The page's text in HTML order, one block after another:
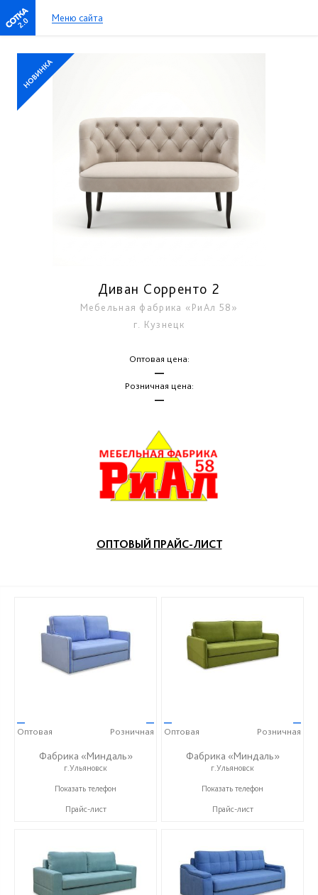
2.0 Меню сайта
Диван Сорренто 2
Мебельная фабрика «РиАл 58»
г. Кузнецк
Оптовая цена:
—
Розничная цена:
—
ОПТОВЫЙ ПРАЙС-ЛИСТ
—
Оптовая
—
Розничная
Фабрика «Миндаль»
г.Ульяновск
+7 (927) 630-62-82
Показать телефон
Прайс-лист
—
Оптовая
—
Розничная
Фабрика «Миндаль»
г.Ульяновск
+7 (927) 630-62-82
Показать телефон
Прайс-лист